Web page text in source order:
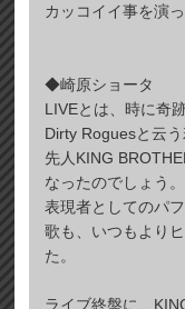
カッコイイ事を演
◆崎原ショータ
LIVEとは、時に奇
Dirty Roguesと云
先人KING
なったのでしょう。
表現者としてのパ
歌も、いつもより
た。
ライブ終盤に、